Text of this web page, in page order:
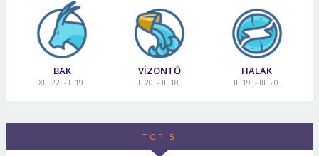
BAK
XII. 22. - I. 19.
VÍZÖNTŐ
I. 20. - II. 18.
HALAK
II. 19. - III. 20.
TOP 5